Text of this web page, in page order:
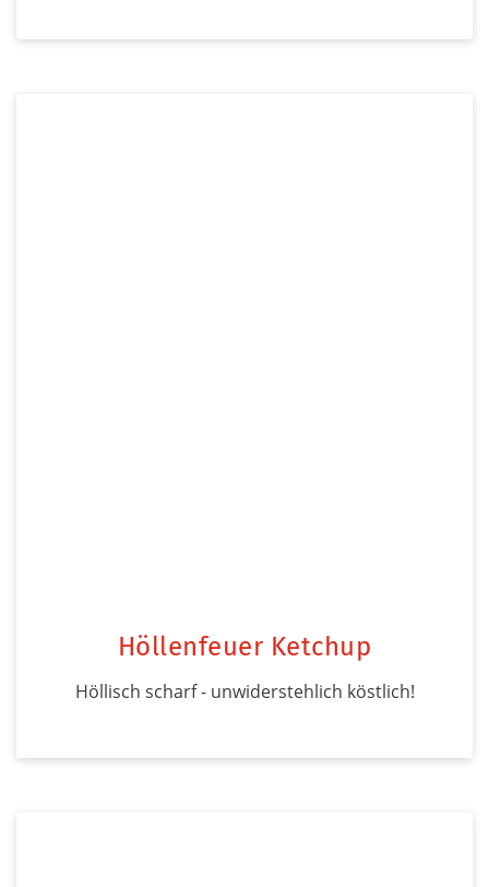
Höllenfeuer Ketchup
Höllisch scharf - unwiderstehlich köstlich!